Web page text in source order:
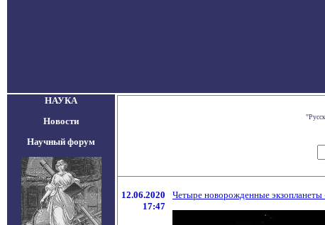
НАУКА
Новости
Научный форум
12.06.2020
17:47
Четыре новорожденные экзопланеты